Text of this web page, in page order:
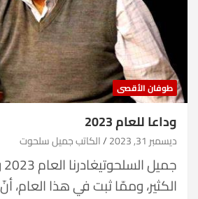
طوفان الأقصى
وداعا للعام 2023
ديسمبر 31, 2023 الكاتب جميل سلحوت
الكثير، وممّا ثبت في هذا العام،